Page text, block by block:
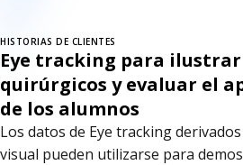
HISTORIAS DE CLIENTES
Eye tracking para
quirúrgicos y evaluar el
de los alumnos
Los datos de Eye tracking
visual pueden utilizarse para